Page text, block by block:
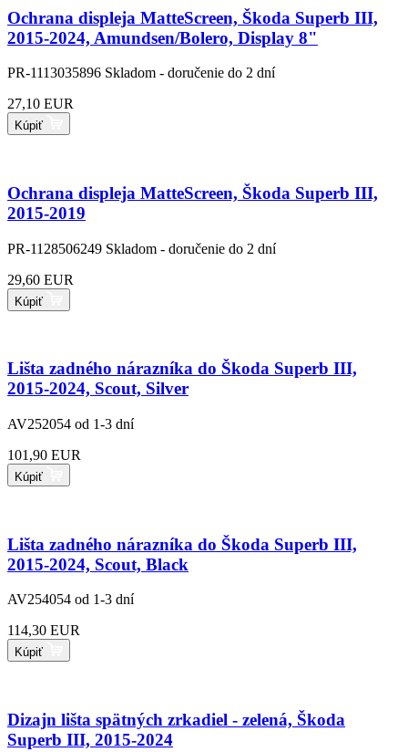
Ochrana displeja MatteScreen, Škoda Superb III,
2015-2024, Amundsen/Bolero, Display 8"
PR-1113035896 Skladom - doručenie do 2 dní
27,10 EUR
Kúpiť
Ochrana displeja MatteScreen, Škoda Superb III,
2015-2019
PR-1128506249 Skladom - doručenie do 2 dní
29,60 EUR
Kúpiť
Lišta zadného nárazníka do Škoda Superb III,
2015-2024, Scout, Silver
AV252054 od 1-3 dní
101,90 EUR
Kúpiť
Lišta zadného nárazníka do Škoda Superb III,
2015-2024, Scout, Black
AV254054 od 1-3 dní
114,30 EUR
Kúpiť
Dizajn lišta spätných zrkadiel - zelená, Škoda
Superb III, 2015-2024